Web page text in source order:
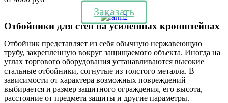
Заказать
Отбойники для стен на усиленных кронштейнах
Отбойник представляет из себя обычную нержавеющую
трубу, закрепленную вокруг защищаемого объекта. Иногда на
углах торгового оборудования устанавливаются высокие
стальные отбойники, согнутые из толстого металла. В
зависимости от характера возможных повреждений
выбирается и размер защитного ограждения, его высота,
расстояние от предмета защиты и другие параметры.